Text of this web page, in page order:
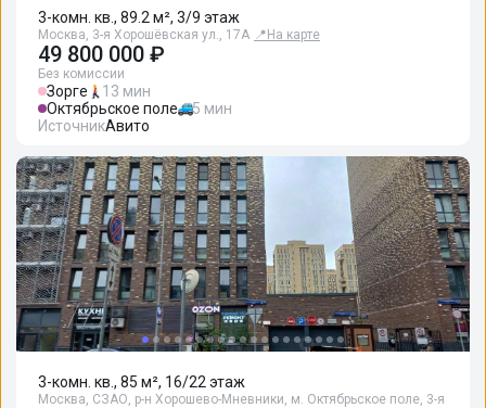
3-комн. кв., 89.2 м², 3/9 этаж
Москва, 3-я Хорошёвская ул., 17А 📍 На карте
49 800 000 ₽
Без комиссии
Зорге
13 мин
Октябрьское поле
5 мин
ИсточникАвито
3-комн. кв., 85 м², 16/22 этаж
Москва, СЗАО, р-н Хорошево-Мневники, м. Октябрьское поле, 3-я